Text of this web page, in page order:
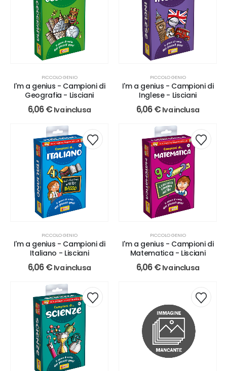
PICCOLO GENIO
I'm a genius - Campioni di
Geografia - Lisciani
6,06€ Iva inclusa
PICCOLO GENIO
I'm a genius - Campioni di
Inglese - Lisciani
6,06€ Iva inclusa
PICCOLO GENIO
I'm a genius - Campioni di
Italiano - Lisciani
6,06€ Iva inclusa
PICCOLO GENIO
I'm a genius - Campioni di
Matematica - Lisciani
6,06€ Iva inclusa